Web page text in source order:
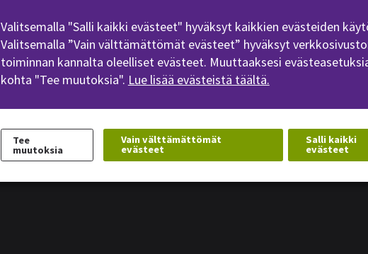
Valitsemalla "Salli kaikki evästeet" hyväksyt kaikkien evästeiden
Valitsemalla ”Vain välttämättömät evästeet” hyväksyt
toiminnan kannalta oleelliset evästeet. Muuttaaksesi
kohta "Tee muutoksia". Lue lisää evästeistä täältä.
Tee
muutoksia
Vain välttämättömät
evästeet
Salli kaikki
evästeet